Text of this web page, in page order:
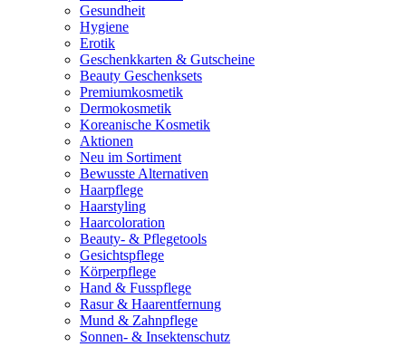
Gesundheit
Hygiene
Erotik
Geschenkkarten & Gutscheine
Beauty Geschenksets
Premiumkosmetik
Dermokosmetik
Koreanische Kosmetik
Aktionen
Neu im Sortiment
Bewusste Alternativen
Haarpflege
Haarstyling
Haarcoloration
Beauty- & Pflegetools
Gesichtspflege
Körperpflege
Hand & Fusspflege
Rasur & Haarentfernung
Mund & Zahnpflege
Sonnen- & Insektenschutz